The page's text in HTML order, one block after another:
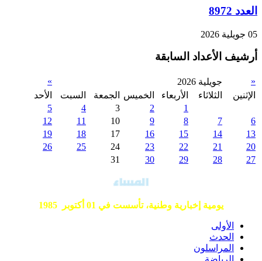
العدد 8972
05 جويلية 2026
أرشيف الأعداد السابقة
« جويلية 2026
»
الإثنين
الثلاثاء الأربعاء الخميس الجمعة السبت
الأحد
1
2
3
4
5
6
7
8
9
10
11
12
13
14
15
16
17
18
19
20
21
22
23
24
25
26
27
28
29
30
31
يومية إخبارية وطنية،تأسست في 01 أكتوبر 1985
الأولى
الحدث
المراسلون
الرياضة